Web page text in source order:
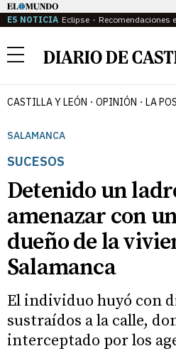
ES NOTICIA Eclipse Recomendaciones
Menú
CASTILLA Y LEÓN OPINIÓN LA
SALAMANCA
SUCESOS
Detenido un
amenazar con
dueño de la
Salamanca
El individuo huyó con
sustraídos a la calle,
interceptado por los